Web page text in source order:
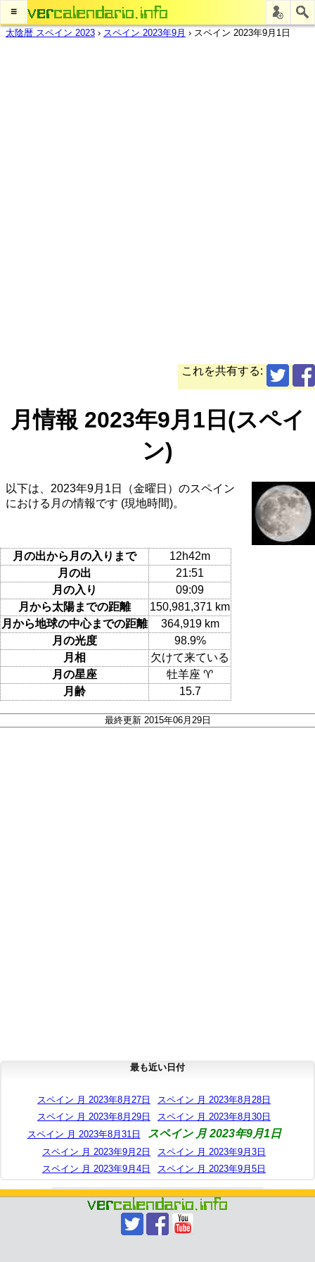
≡
太陰暦 スペイン 2023 › スペイン 2023年9月 › スペイン 2023年9月1日
これを共有する:
月情報 2023年9月1日(スペイ
ン)
以下は、2023年9月1日（金曜日）のスペイン
における月の情報です (現地時間)。
月の出から月の入りまで
12h42m
月の出
21:51
月の入り
09:09
月から太陽までの距離
150,981,371 km
月から地球の中心までの距離
364,919 km
月の光度
98.9%
月相
欠けて来ている
月の星座
牡羊座 ♈
月齢
15.7
最終更新 2015年06月29日
最も近い日付
スペイン 月 2023年8月27日
スペイン 月 2023年8月28日
スペイン 月 2023年8月29日
スペイン 月 2023年8月30日
スペイン 月 2023年8月31日
スペイン 月 2023年9月1日
スペイン 月 2023年9月2日
スペイン 月 2023年9月3日
スペイン 月 2023年9月4日
スペイン 月 2023年9月5日